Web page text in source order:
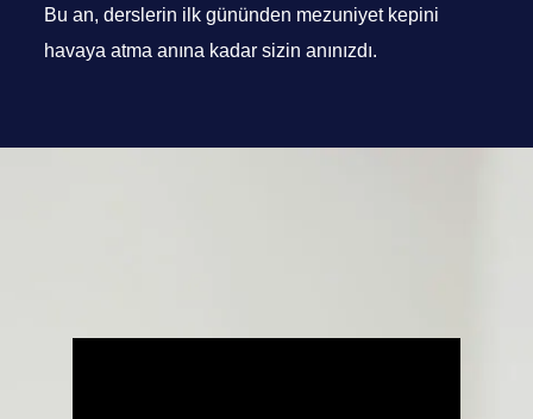
Bu an, derslerin ilk gününden mezuniyet kepini
havaya atma anına kadar sizin anınızdı.